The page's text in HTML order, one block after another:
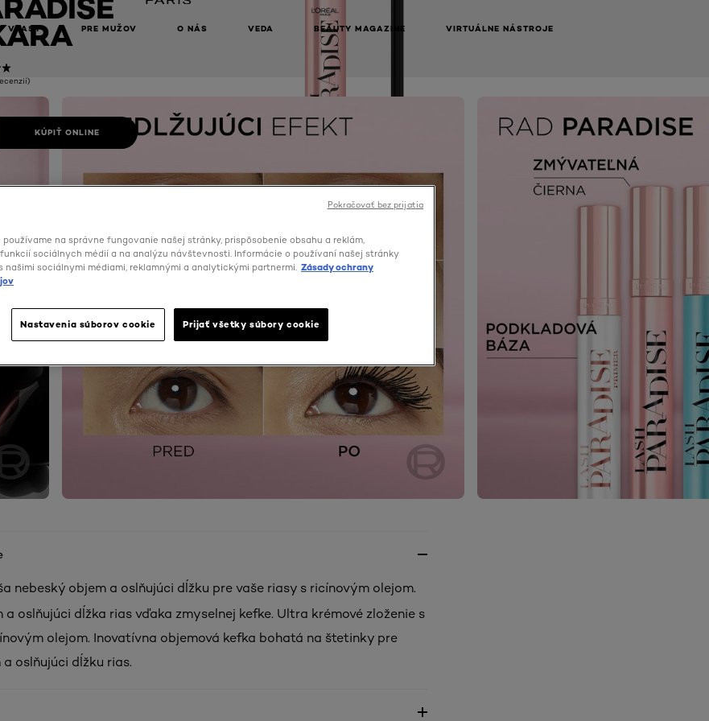
VLASY PRE MUŽOV O NÁS VEDA BEAUTY MAGAZINE VIRTUÁLNE NÁSTROJE
KÚPIŤ ONLINE
nebeský objem a oslňujúci dĺžku pre vaše riasy s ricínovým olejom.
a oslňujúci dĺžka rias vďaka zmyselnej kefke. Ultra krémové zloženie s
olejom. Inovatívna objemová kefka bohatá na štetinky pre
oslňujúci dĺžku rias.
na správne fungovanie našej stránky, prispôsobenie obsahu a reklám,
sociálnych médií a na analýzu návštevnosti. Informácie o používaní našej stránky
našimi sociálnymi médiami, reklamnými a analytickými partnermi. Zásady ochrany
Nastavenia súborov cookie Prijať všetky súbory cookie
Pokračovať bez prijatia